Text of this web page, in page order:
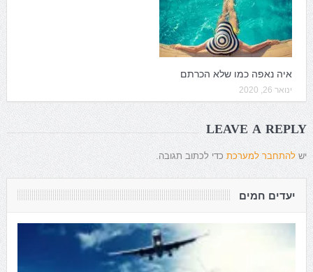
איה נאפה כמו שלא הכרתם
ינואר 26, 2020
LEAVE A REPLY
יש להתחבר למערכתכדי לכתוב תגובה.
יעדים חמים